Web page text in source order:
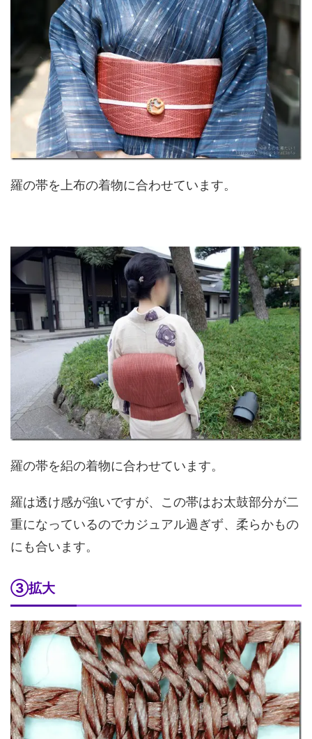
羅の帯を上布の着物に合わせています。
羅の帯を絽の着物に合わせています。
羅は透け感が強いですが、この帯はお太鼓部分が二
重になっているのでカジュアル過ぎず、柔らかもの
にも合います。
③拡大